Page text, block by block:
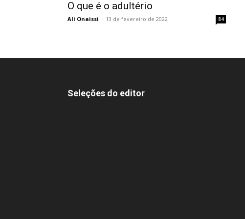
O que é o adultério
Ali Onaissi - 13 de fevereiro de 2022 84
Seleções do editor